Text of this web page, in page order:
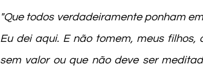
"Que todos verdadeiramente ponham
Eu dei aqui. E não tomem, meus
sem valor ou que não deve ser